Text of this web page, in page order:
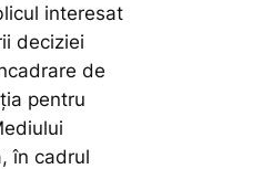
interesat
deciziei
de
pentru
în cadrul